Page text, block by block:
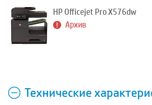
HP Officejet Pro X576dw
Архив
Технические